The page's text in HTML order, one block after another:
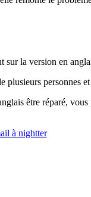
sur la version en
personnes
être réparé,
à nightter